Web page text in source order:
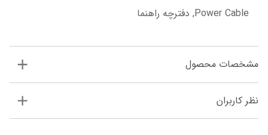
Power Cable, دفترچه راهنما
مشخصات محصول
نظر کاربران